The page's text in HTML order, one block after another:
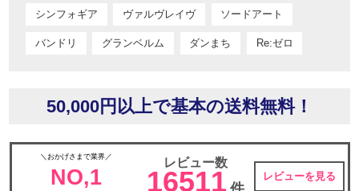
シンフォギア ヴァルヴレイヴ ソードアート
バンドリ グランベルム ダンまち Re:ゼロ
50,000円以上で基本の送料無料！
＼おかげさまで業界／
NO,1
レビュー数
16511 レビューを見る